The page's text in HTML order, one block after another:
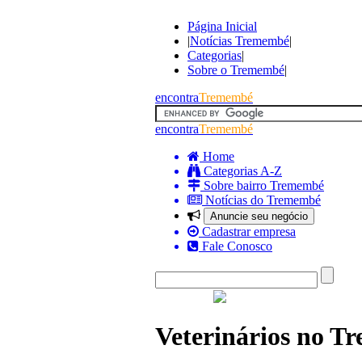
Página Inicial
|Notícias Tremembé|
Categorias|
Sobre o Tremembé|
encontraTremembé
encontraTremembé
Home
Categorias A-Z
Sobre bairro Tremembé
Notícias do Tremembé
Anuncie seu negócio
Cadastrar empresa
Fale Conosco
Veterinários no